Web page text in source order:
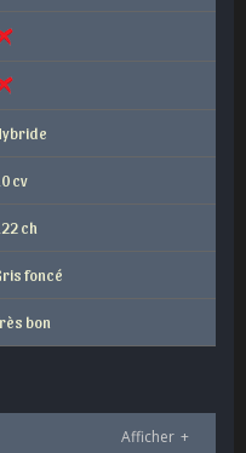
cv
ch
foncé
bon
Afficher +